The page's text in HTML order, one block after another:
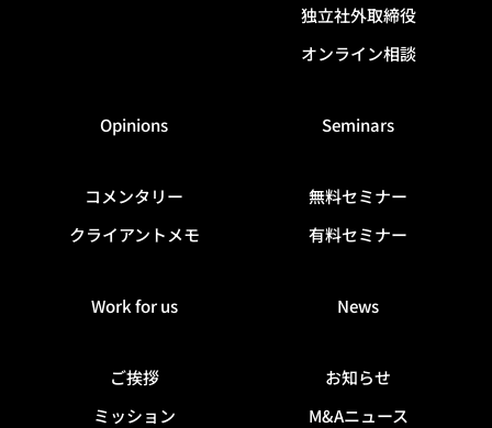
独立社外取締役
オンライン相談
Opinions
コメンタリー
クライアントメモ
Seminars
無料セミナー
有料セミナー
Work for us
ご挨拶
ミッション
News
お知らせ
M&Aニュース